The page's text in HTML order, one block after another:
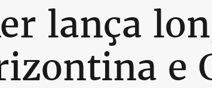
lança
e